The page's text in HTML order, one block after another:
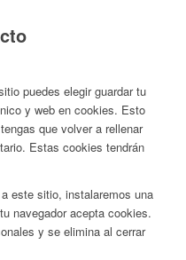
puedes elegir guardar tu
y web en cookies. Esto
que volver a rellenar
Estas cookies tendrán
este sitio, instalaremos una
navegador acepta cookies.
y se elimina al cerrar